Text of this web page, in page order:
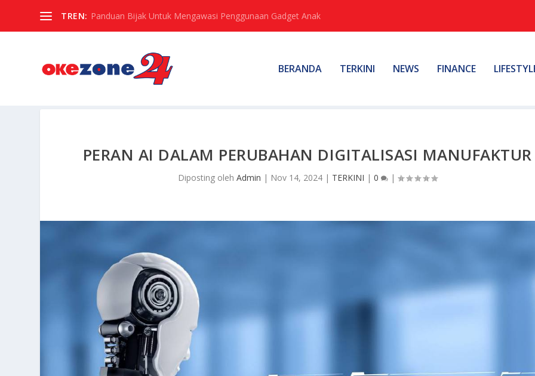
TREN: Panduan Bijak Untuk Mengawasi Penggunaan Gadget Anak
BERANDA TERKINI NEWS FINANCE
PERAN AI DALAM PERUBAHAN DIGITALISASI MANUFAKTUR
Diposting oleh Admin | Nov 14, 2024| TERKINI | 0 |